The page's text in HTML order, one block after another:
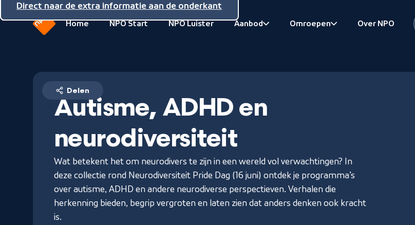
Direct naar de inhoud
Direct naar de hoofdnavigatie
Direct naar de extra informatie aan de onderkant
van
Home NPO Start NPO Luister
Aanbod
Omroepen
Over NPO
Autisme, ADHD en
neurodiversiteit
Wat betekent het om neurodivers te zijn in een wereld vol verwachtingen? In
deze collectie rond Neurodiversiteit Pride Dag (16 juni) ontdek je programma’s
over autisme, ADHD en andere neurodiverse perspectieven. Verhalen die
herkenning bieden, begrip vergroten en laten zien dat anders denken ook kracht
is.
Delen